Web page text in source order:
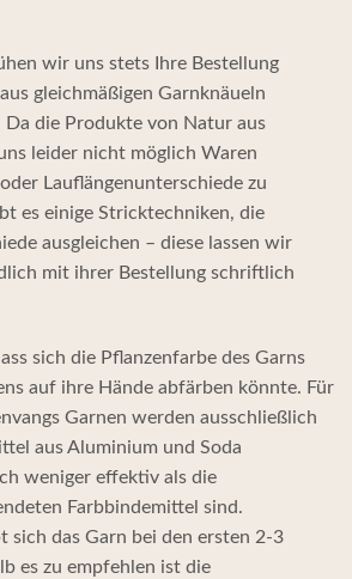
wir uns stets Ihre Bestellung
gleichmäßigen Garnknäueln
Da die Produkte von Natur aus
leider nicht möglich Waren
Lauflängenunterschiede zu
es einige Stricktechniken, die
ausgleichen – diese lassen wir
mit ihrer Bestellung schriftlich
sich die Pflanzenfarbe des Garns
auf ihre Hände abfärben könnte. Für
Garnen werden ausschließlich
aus Aluminium und Soda
weniger effektiv als die
Farbbindemittel sind.
sich das Garn bei den ersten 2-3
es zu empfehlen ist die